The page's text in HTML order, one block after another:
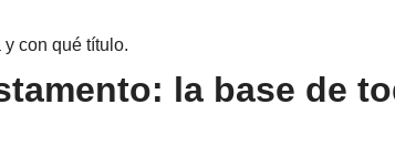
con qué título.
la base de